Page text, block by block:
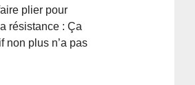
plier pour
résistance : Ça
non plus n’a pas